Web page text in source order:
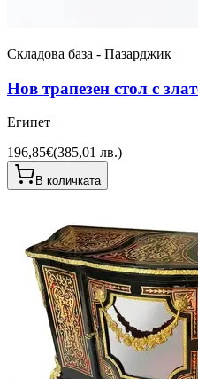
Складова база - Пазарджик
Нов трапезен стол с
Египет
196,85€(385,01 лв.)
В количката